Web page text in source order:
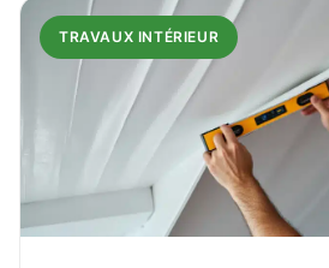
TRAVAUX INTÉRIEUR